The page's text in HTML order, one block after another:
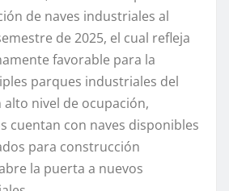
de naves industriales al
de 2025, el cual refleja
favorable para la
parques industriales del
nivel de ocupación,
cuentan con naves disponibles
para construcción
la puerta a nuevos